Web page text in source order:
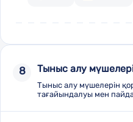
8 Тыныс алу
Тыныс алу мүшелерін
тағайындалуы мен